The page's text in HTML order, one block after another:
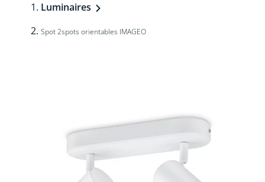
Luminaires
Spot 2spots orientables IMAGEO